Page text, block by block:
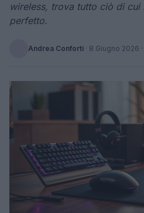
wireless, trova tutto ciò di
perfetto.
Andrea Conforti · 8 Giugno 2026